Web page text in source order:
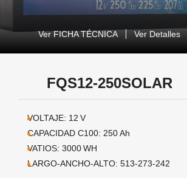
Ver FICHA TÉCNICA Ver Detalles
FQS12-250SOLAR
VOLTAJE: 12 V
CAPACIDAD C100: 250Ah
VATIOS: 3000WH
LARGO-ANCHO-ALTO: 513-273-242